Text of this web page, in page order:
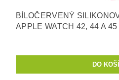
BÍLOČERVENÝ
APPLE WATCH 42, 44 A 45